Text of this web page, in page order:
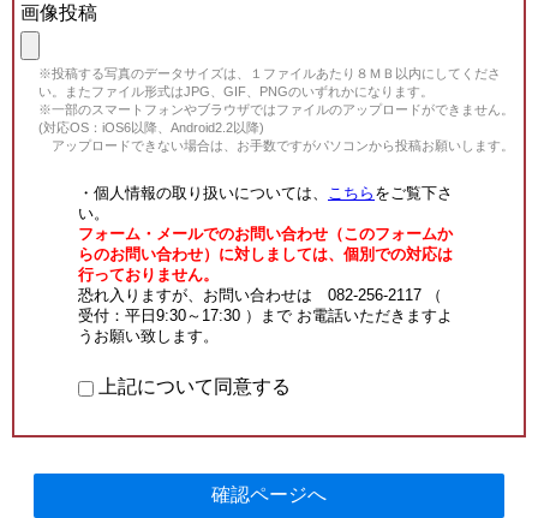
画像投稿
※投稿する写真のデータサイズは、１ファイルあたり８ＭＢ以内にしてくださ
い。またファイル形式はJPG、GIF、PNGのいずれかになります。
※一部のスマートフォンやブラウザではファイルのアップロードができません。
(対応OS：iOS6以降、Android2.2以降)
アップロードできない場合は、お手数ですがパソコンから投稿お願いします。
・個人情報の取り扱いについては、 こちら をご覧下さ
い。
フォーム・メールでのお問い合わせ（このフォームか
らのお問い合わせ）に対しましては、個別での対応は
行っておりません。
恐れ入りますが、お問い合わせは 082-256-2117 （
受付：平日9:30～17:30 ）まで お電話いただきますよ
うお願い致します。
上記について同意する
確認ページへ